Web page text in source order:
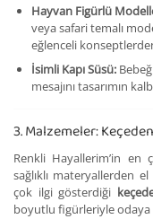
Hayvan Figürlü
veya safari temalı
eğlenceli
İsimli Kapı Süsü:
mesajını tasarımın
3. Malzemeler:
Renkli Hayallerim’in en
sağlıklı materyallerden
çok ilgi gösterdiği
boyutlu figürleriyle